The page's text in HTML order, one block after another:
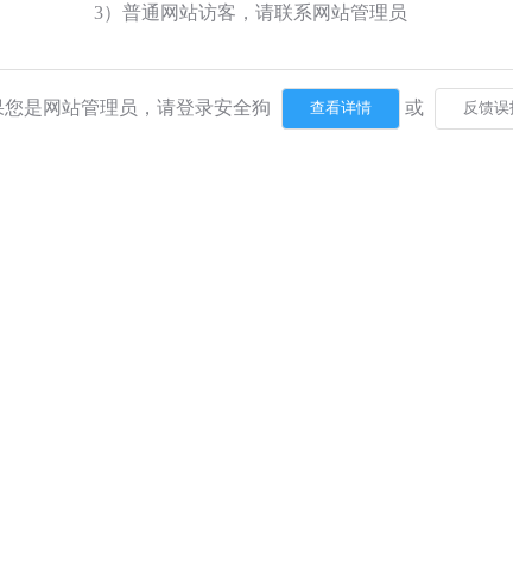
3）普通网站访客，请联系网站管理员
您是网站管理员，请登录安全狗 或